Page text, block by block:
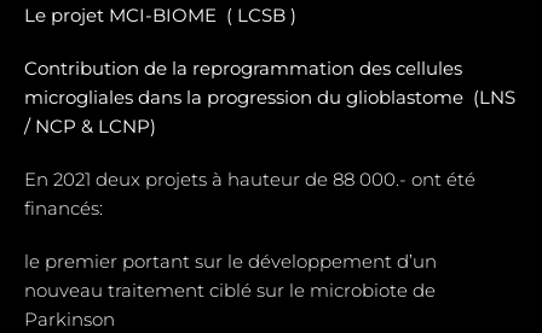
Le projet MCI-BIOME ( LCSB )
Contribution de la reprogrammation des cellules
microgliales dans la progression du glioblastome (LNS
/ NCP & LCNP)
En 2021 deux projets à hauteur de 88 000.- ont été
financés:
le premier portant sur le développement d’un
nouveau traitement ciblé sur le microbiote de
Parkinson